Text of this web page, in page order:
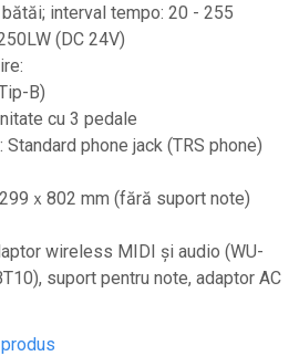
interval tempo: 20 - 255
(DC 24V)
B)
cu 3 pedale
phone jack (TRS phone)
ｘ802 mm (fără suport note)
wireless MIDI și audio (WU-
suport pentru note, adaptor AC